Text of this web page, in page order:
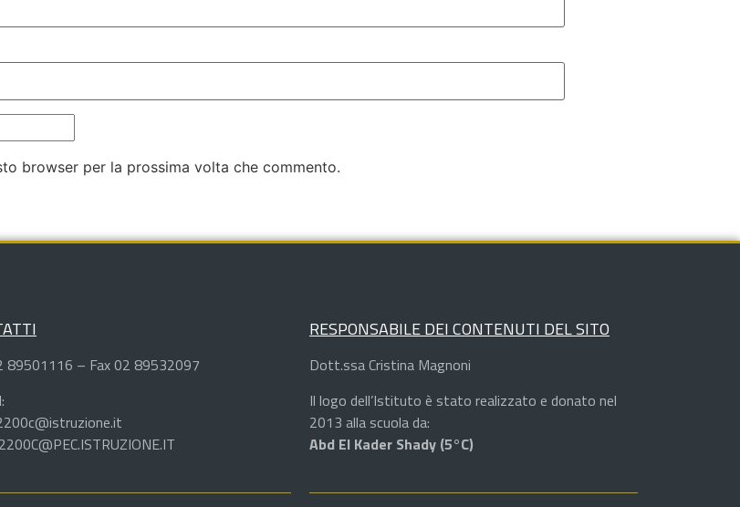
browser per la prossima volta che commento.
89501116 – Fax 02 89532097
RESPONSABILE DEI CONTENUTI DEL SITO
Dott.ssa Cristina Magnoni
Il logo dell’Istituto è stato realizzato e donato nel
2013 alla scuola da:
Abd El Kader Shady (5°C)